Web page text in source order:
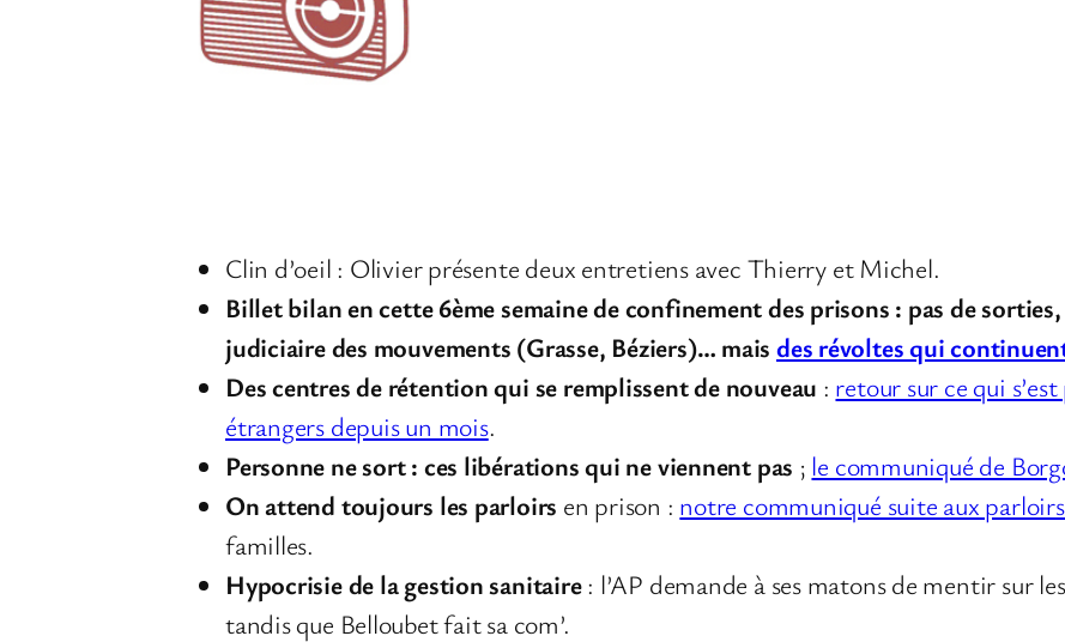
Clin d’oeil : Olivier présente deux entretiens avec Thierry et Michel.
Billet bilan en cette 6ème semaine de confinement des prisons : pas de
judiciaire des mouvements (Grasse, Béziers)… mais des révoltes qui
Des centres de rétention qui se remplissent de nouveau : retour sur ce qui
étrangers depuis un mois.
Personne ne sort : ces libérations qui ne viennent pas ; le communiqué de
On attend toujours les parloirs en prison : notre communiqué suite aux
familles.
Hypocrisie de la gestion sanitaire: l’AP demande à ses matons de mentir sur
tandis que Belloubet fait sa com’.